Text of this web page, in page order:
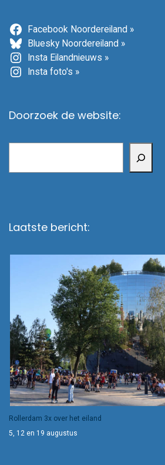
Facebook Noordereiland »
Bluesky Noordereiland »
Insta Eilandnieuws »
Insta foto's »
Doorzoek de website:
Laatste bericht:
Rollerdam 3x over het eiland
5, 12 en 19 augustus